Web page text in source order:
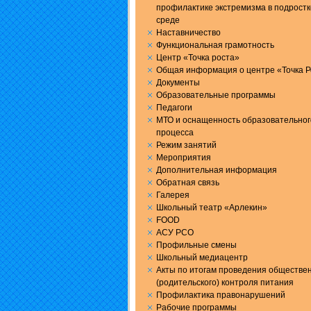
профилактике экстремизма в
среде
Наставничество
Функциональная грамотность
Центр «Точка роста»
Общая информация о центре «Точка
Документы
Образовательные программы
Педагоги
МТО и оснащенность
процесса
Режим занятий
Мероприятия
Дополнительная информация
Обратная связь
Галерея
Школьный театр «Арлекин»
FOOD
АСУ РСО
Профильные смены
Школьный медиацентр
Акты по итогам проведения
(родительского) контроля питания
Профилактика правонарушений
Рабочие программы